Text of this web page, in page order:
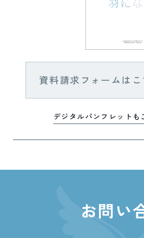
資料請求フォームはこ
デジタルパンフレットも
お問い